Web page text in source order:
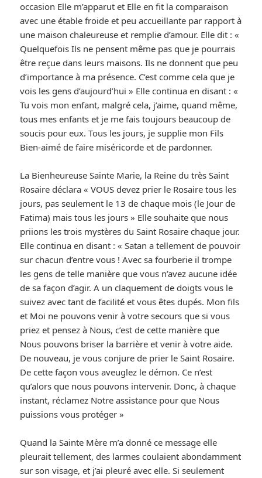
occasion Elle m’apparut et Elle en fit la comparaison
avec une étable froide et peu accueillante par rapport à
une maison chaleureuse et remplie d’amour. Elle dit : «
Quelquefois Ils ne pensent même pas que je pourrais
être reçue dans leurs maisons. Ils ne donnent que peu
d’importance à ma présence. C’est comme cela que je
vois les gens d’aujourd’hui » Elle continua en disant : «
Tu vois mon enfant, malgré cela, j’aime, quand même,
tous mes enfants et je me fais toujours beaucoup de
soucis pour eux. Tous les jours, je supplie mon Fils
Bien-aimé de faire miséricorde et de pardonner.
La Bienheureuse Sainte Marie, la Reine du très Saint
Rosaire déclara « VOUS devez prier le Rosaire tous les
jours, pas seulement le 13 de chaque mois (le Jour de
Fatima) mais tous les jours » Elle souhaite que nous
priions les trois mystères du Saint Rosaire chaque jour.
Elle continua en disant : « Satan a tellement de pouvoir
sur chacun d’entre vous ! Avec sa fourberie il trompe
les gens de telle manière que vous n’avez aucune idée
de sa façon d’agir. A un claquement de doigts vous le
suivez avec tant de facilité et vous êtes dupés. Mon fils
et Moi ne pouvons venir à votre secours que si vous
priez et pensez à Nous, c’est de cette manière que
Nous pouvons briser la barrière et venir à votre aide.
De nouveau, je vous conjure de prier le Saint Rosaire.
De cette façon vous aveuglez le démon. Ce n’est
qu’alors que nous pouvons intervenir. Donc, à chaque
instant, réclamez Notre assistance pour que Nous
puissions vous protéger »
Quand la Sainte Mère m’a donné ce message elle
pleurait tellement, des larmes coulaient abondamment
sur son visage, et j’ai pleuré avec elle. Si seulement